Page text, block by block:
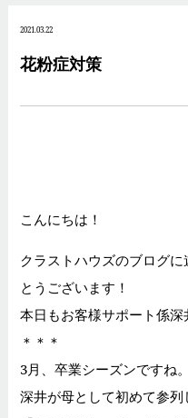
2021.03.22
花粉症対策
こんにちは！
クラストハウズのブログ
とうございます！
本日もお客様サポート係深
＊＊＊
3月、卒業シーズンですね。
深井が母として初めて参列